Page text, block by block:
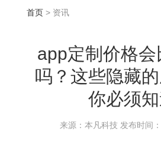
首页> 资讯
app定制价格会
吗？这些隐藏
你必须
来源：本凡科技 发布时间